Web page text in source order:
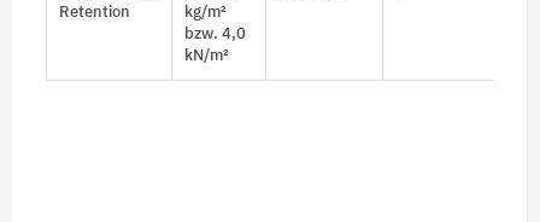
Retention
kg/m²
bzw. 4,0
kN/m²